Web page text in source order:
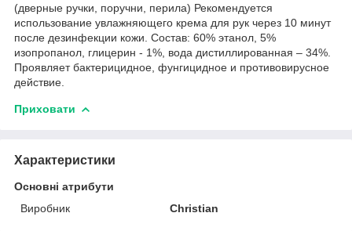
(дверные ручки, поручни, перила) Рекомендуется
использование увлажняющего крема для рук через 10 минут
после дезинфекции кожи. Состав: 60% этанол, 5%
изопропанол, глицерин - 1%, вода дистиллированная – 34%.
Проявляет бактерицидное, фунгицидное и противовирусное
действие.
Приховати
Характеристики
Основні атрибути
Виробник
Christian